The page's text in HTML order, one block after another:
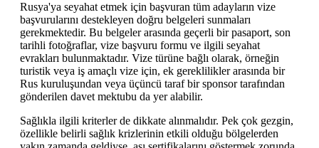
Rusya'ya seyahat etmek için başvuran tüm adayların vize
başvurularını destekleyen doğru belgeleri sunmaları
gerekmektedir. Bu belgeler arasında geçerli bir pasaport, son
tarihli fotoğraflar, vize başvuru formu ve ilgili seyahat
evrakları bulunmaktadır. Vize türüne bağlı olarak, örneğin
turistik veya iş amaçlı vize için, ek gereklilikler arasında bir
Rus kuruluşundan veya üçüncü taraf bir sponsor tarafından
gönderilen davet mektubu da yer alabilir.
Sağlıkla ilgili kriterler de dikkate alınmalıdır. Pek çok gezgin,
özellikle belirli sağlık krizlerinin etkili olduğu bölgelerden